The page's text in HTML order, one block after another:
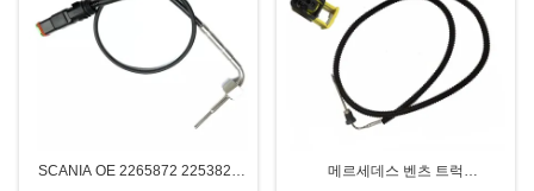
SCANIA OE 2265872 2253825
메르세데스 벤츠 트럭